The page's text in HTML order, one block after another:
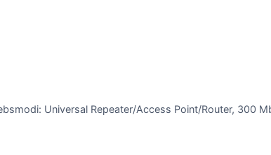
Universal Repeater/Access Point/Router, 300